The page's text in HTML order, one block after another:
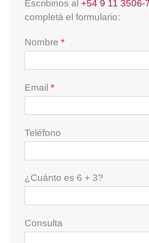
Escribinos al +54 9 11 3506-
completá el formulario:
Nombre*
Email*
Teléfono
¿Cuánto es 6 + 3?
Consulta